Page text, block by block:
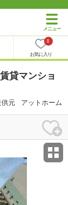
0
お気に入り
貸マンショ
供元 アットホーム